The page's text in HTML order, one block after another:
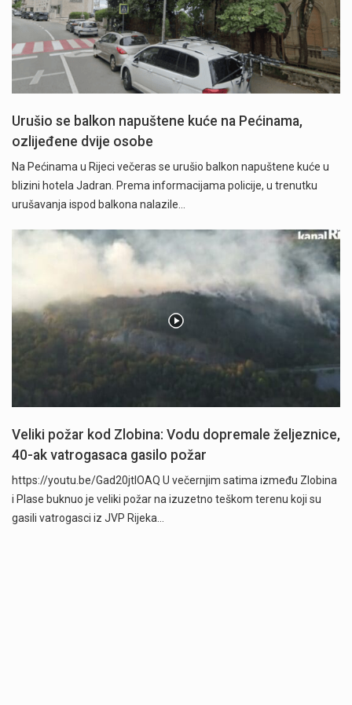
Urušio se balkon napuštene kuće na Pećinama,
ozlijeđene dvije osobe
Na Pećinama u Rijeci večeras se urušio balkon napuštene kuće u
blizini hotela Jadran. Prema informacijama policije, u trenutku
urušavanja ispod balkona nalazile…
Veliki požar kod Zlobina: Vodu dopremale željeznice,
40-ak vatrogasaca gasilo požar
https://youtu.be/Gad20jtIOAQ U večernjim satima između Zlobina
i Plase buknuo je veliki požar na izuzetno teškom terenu koji su
gasili vatrogasci iz JVP Rijeka…